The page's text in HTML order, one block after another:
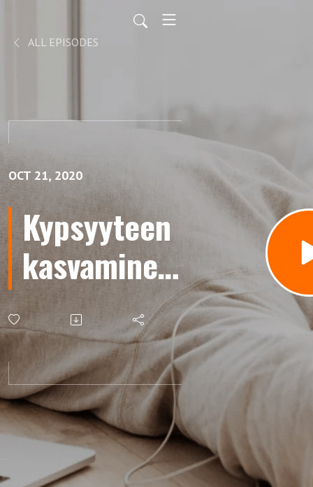
ALL EPISODES
OCT 21, 2020
Kypsyyteen
kasvaminen,
Titus 1:5-9